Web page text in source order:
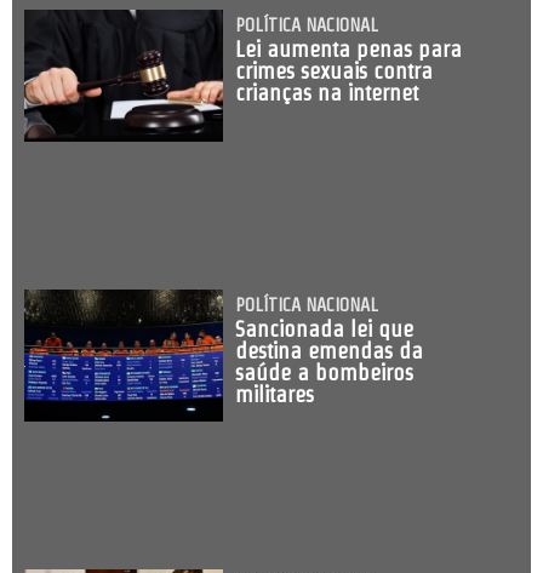
POLÍTICA NACIONAL
Lei aumenta penas para
crimes sexuais contra
crianças na internet
POLÍTICA NACIONAL
Sancionada lei que
destina emendas da
saúde a bombeiros
militares